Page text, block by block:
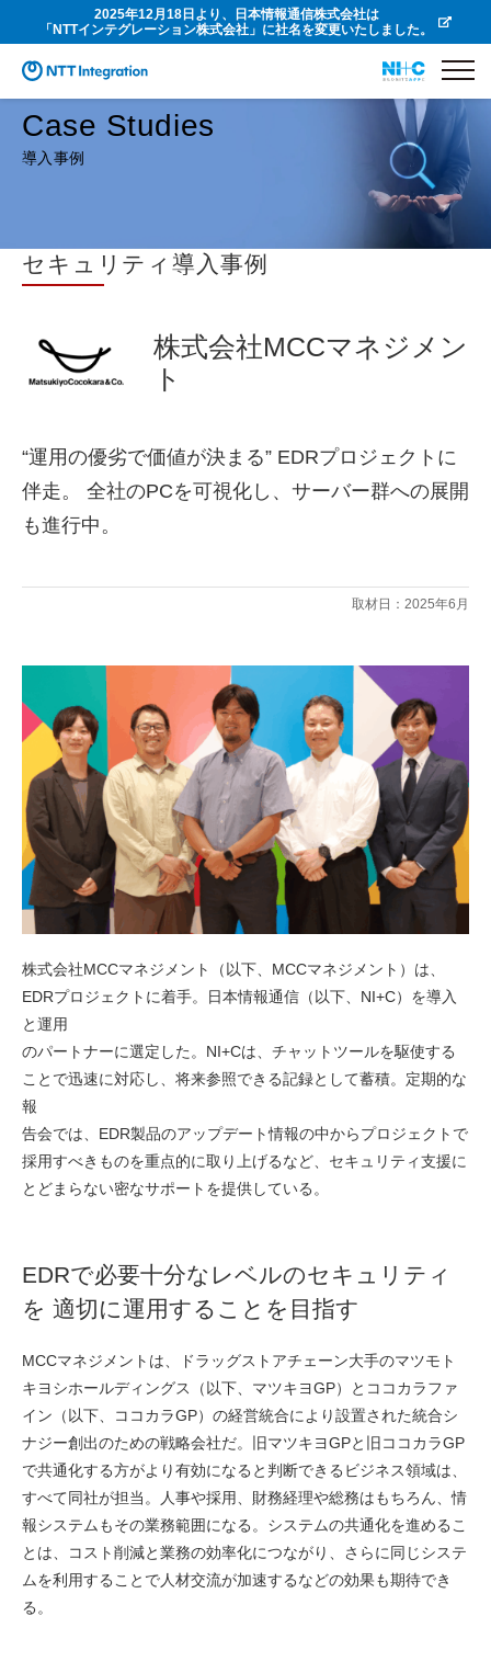
2025年12月18日より、日本情報通信株式会社は
「NTTインテグレーション株式会社」に社名を変更いたしました。
Case Studies
導入事例
セキュリティ導入事例
株式会社MCCマネジメン
ト
“運用の優劣で価値が決まる” EDRプロジェクトに
伴走。 全社のPCを可視化し、サーバー群への展開
も進行中。
取材日：2025年6月
株式会社MCCマネジメント（以下、MCCマネジメント）は、
EDRプロジェクトに着手。日本情報通信（以下、NI+C）を導入
と運用
のパートナーに選定した。NI+Cは、チャットツールを駆使する
ことで迅速に対応し、将来参照できる記録として蓄積。定期的な
報
告会では、EDR製品のアップデート情報の中からプロジェクトで
採用すべきものを重点的に取り上げるなど、セキュリティ支援に
とどまらない密なサポートを提供している。
EDRで必要十分なレベルのセキュリティ
を 適切に運用することを目指す
MCCマネジメントは、ドラッグストアチェーン大手のマツモト
キヨシホールディングス（以下、マツキヨGP）とココカラファ
イン（以下、ココカラGP）の経営統合により設置された統合シ
ナジー創出のための戦略会社だ。旧マツキヨGPと旧ココカラGP
で共通化する方がより有効になると判断できるビジネス領域は、
すべて同社が担当。人事や採用、財務経理や総務はもちろん、情
報システムもその業務範囲になる。システムの共通化を進めるこ
とは、コスト削減と業務の効率化につながり、さらに同じシステ
ムを利用することで人材交流が加速するなどの効果も期待でき
る。